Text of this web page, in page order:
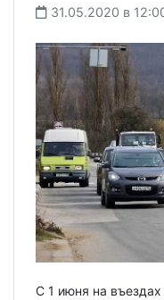
31.05.2020 в
С 1 июня на въездах